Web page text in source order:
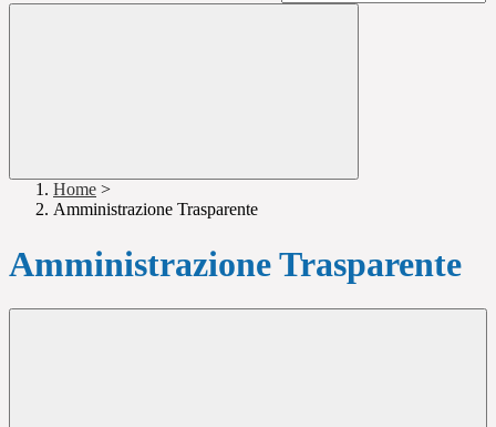
Home >
Amministrazione Trasparente
Amministrazione Trasparente